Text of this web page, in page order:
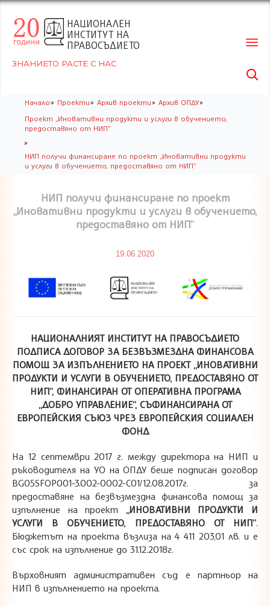
НАЦИОНАЛЕН
ИНСТИТУТ НА
ПРАВОСЪДИЕТО
ЗНАНИЕТО РАСТЕ С НАС

Начало» Проекти» Архив проекти» Архив ОПДУ»
Проект „Иновативни продукти и услуги в обучението,
предоставяно от НИП”
»
НИП получи финансиране по проект „Иновативни продукти
и услуги в обучението, предоставяно от НИП”
НИП получи финансиране по проект
„Иновативни продукти и услуги в обучението,
предоставяно от НИП”
19.06.2020
НАЦИОНАЛНИЯТ ИНСТИТУТ НА ПРАВОСЪДИЕТО
ПОДПИСА ДОГОВОР ЗА БЕЗВЪЗМЕЗДНА ФИНАНСОВА
ПОМОЩ ЗА ИЗПЪЛНЕНИЕТО НА ПРОЕКТ „ИНОВАТИВНИ
ПРОДУКТИ И УСЛУГИ В ОБУЧЕНИЕТО, ПРЕДОСТАВЯНО ОТ
НИП”, ФИНАНСИРАН ОТ ОПЕРАТИВНА ПРОГРАМА
„ДОБРО УПРАВЛЕНИЕ“, СЪФИНАНСИРАНА ОТ
ЕВРОПЕЙСКИЯ СЪЮЗ ЧРЕЗ ЕВРОПЕЙСКИЯ СОЦИАЛЕН
ФОНД
На 12 септември 2017 г. между директора на НИП и
ръководителя на УО на ОПДУ беше подписан договор
BG05SFOP001-3.002-0002-C01/12.08.2017г. за
предоставяне на безвъзмездна финансова помощ за
изпълнение на проект „ИНОВАТИВНИ ПРОДУКТИ И
УСЛУГИ В ОБУЧЕНИЕТО, ПРЕДОСТАВЯНО ОТ НИП”.
Бюджетът на проекта възлиза на 4 411 203,01 лв. и е
със срок на изпълнение до 31.12.2018г.
Върховният административен съд е партньор на
НИП в изпълнението на проекта.